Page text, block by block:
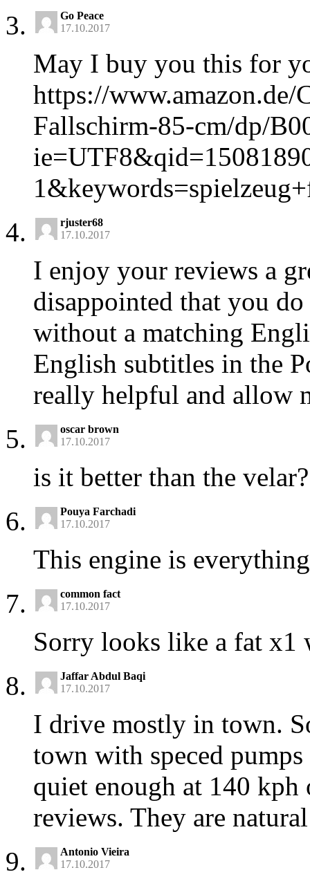
Go Peace
17.10.2017
May I buy you this for
https://
Fallschirm-85-cm/dp/
rjuster68
17.10.2017
I enjoy your reviews a
disappointed that you
without a matching
English subtitles in the
really helpful and allow
oscar brown
17.10.2017
is it better than the velar?
Pouya Farchadi
17.10.2017
This engine is
common fact
17.10.2017
Sorry looks like a fat
Jaffar Abdul Baqi
17.10.2017
I drive mostly in town.
town with speced
quiet enough at 140
reviews. They are
Antonio Vieira
17.10.2017